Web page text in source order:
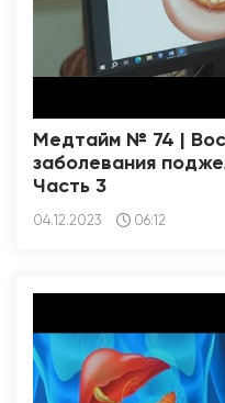
Медтайм № 74 |
заболевания
Часть 3
04.12.2023 06:12